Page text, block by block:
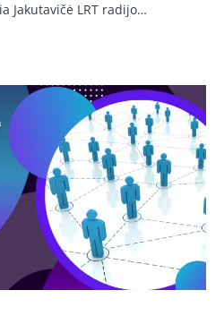
Jakutavičė LRT radijo…